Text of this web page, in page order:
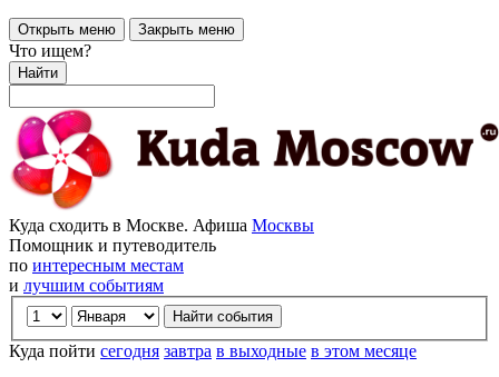
Открыть меню Закрыть меню
Что ищем?
Найти
Куда сходить в Москве. Афиша Москвы
Помощник и путеводитель
по интересным местам
и лучшим событиям
Куда пойти сегодня завтра в выходные в этом месяце